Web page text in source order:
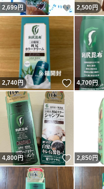
2,699円 いいね！
2,500円
2,740円 いいね！
4,700円
4,800円 いいね！
2,850 円